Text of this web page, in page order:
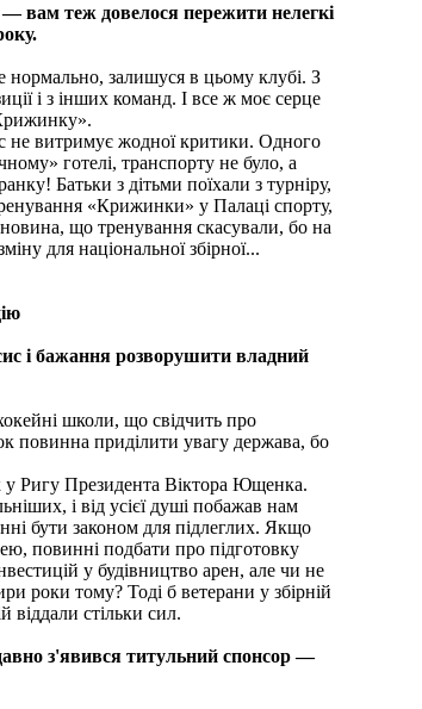
вам теж довелося пережити нелегкі
залишуся в цьому клубі. З
і з інших команд. І все ж моє серце
не витримує жодної критики. Одного
готелі, транспорту не було, а
Батьки з дітьми поїхали з турніру,
«Крижинки» у Палаці спорту,
новина, що тренування скасували, бо на
для національної збірної...
і бажання розворушити владний
школи, що свідчить про
повинна приділити увагу держава, бо
у Ригу Президента Віктора Ющенка.
і від усієї душі побажав нам
бути законом для підлеглих. Якщо
повинні подбати про підготовку
у будівництво арен, але чи не
роки тому? Тоді б ветерани у збірній
віддали стільки сил.
з'явився титульний спонсор —